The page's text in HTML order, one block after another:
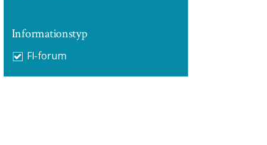
Informationstyp
FI-forum